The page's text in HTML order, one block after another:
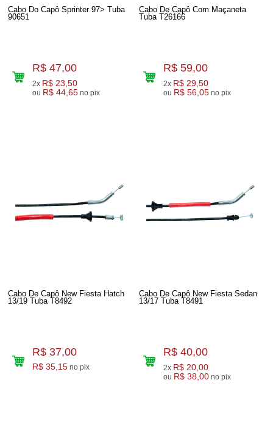
Cabo Do Capô Sprinter 97> Tuba
90651
R$ 47,00
2x R$ 23,50
ou R$ 44,65 no pix
Cabo De Capô Com Maçaneta
Tuba T26166
R$ 59,00
2x R$ 29,50
ou R$ 56,05 no pix
Cabo De Capô New Fiesta Hatch
13/19 Tuba T8492
R$ 37,00
R$ 35,15 no pix
Cabo De Capô New Fiesta Sedan
13/17 Tuba T8491
R$ 40,00
2x R$ 20,00
ou R$ 38,00 no pix